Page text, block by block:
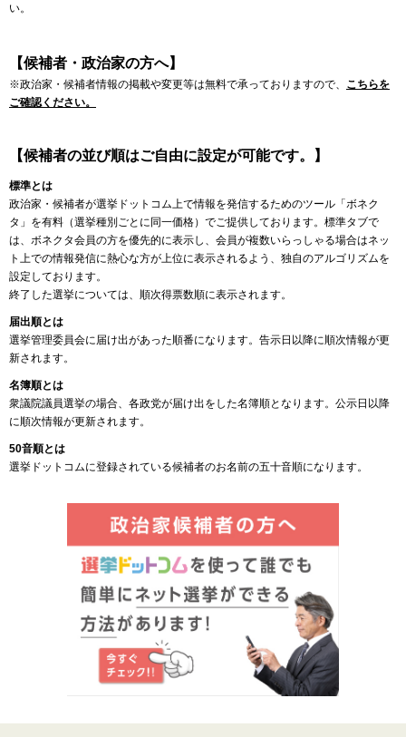
い。
【候補者・政治家の方へ】
※政治家・候補者情報の掲載や変更等は無料で承っておりますので、 こちらを
ご確認ください。
【候補者の並び順はご自由に設定が可能です。】
標準とは
政治家・候補者が選挙ドットコム上で情報を発信するためのツール「ボネク
タ」を有料（選挙種別ごとに同一価格）でご提供しております。標準タブで
は、ボネクタ会員の方を優先的に表示し、会員が複数いらっしゃる場合はネッ
ト上での情報発信に熱心な方が上位に表示されるよう、独自のアルゴリズムを
設定しております。
終了した選挙については、順次得票数順に表示されます。
届出順とは
選挙管理委員会に届け出があった順番になります。告示日以降に順次情報が更
新されます。
名簿順とは
衆議院議員選挙の場合、各政党が届け出をした名簿順となります。公示日以降
に順次情報が更新されます。
50音順とは
選挙ドットコムに登録されている候補者のお名前の五十音順になります。